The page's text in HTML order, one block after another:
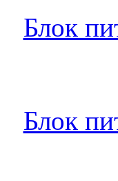
Блок
Блок